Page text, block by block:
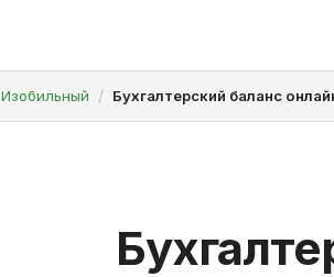
Изобильный Бухгалтерский баланс